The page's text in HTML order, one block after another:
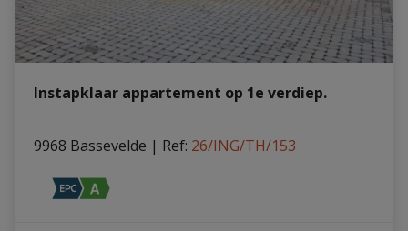
Instapklaar appartement op 1e verdiep.
9968 Bassevelde | Ref: 26/ING/TH/153